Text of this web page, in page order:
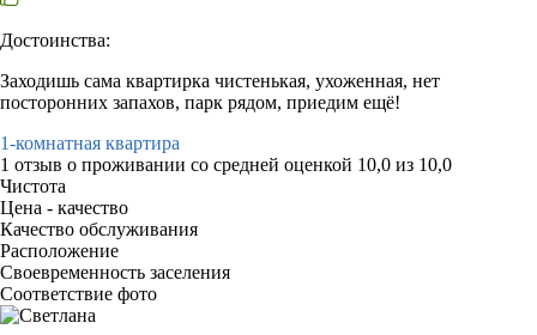
Достоинства:
Заходишь сама квартирка чистенькая, ухоженная, нет
посторонних запахов, парк рядом, приедим ещё!
1-комнатная квартира
1 отзыв о проживании со средней оценкой 10,0 из 10,0
Чистота
Цена - качество
Качество обслуживания
Расположение
Своевременность заселения
Соответствие фото